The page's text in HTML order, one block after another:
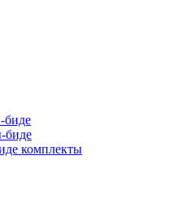
биде
биде
комплекты